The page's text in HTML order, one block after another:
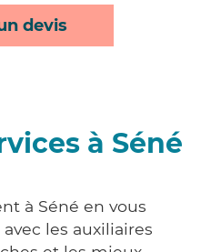
devis
à Séné
à Séné en vous
les auxiliaires